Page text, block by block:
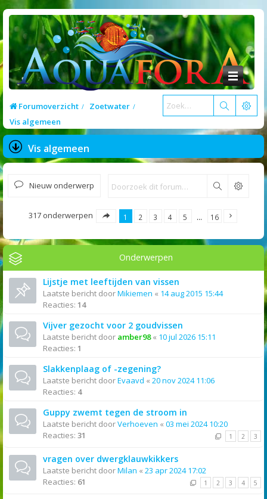
Forumoverzicht
Zoetwater
Vis algemeen
Vis algemeen
Nieuw onderwerp Zoek
317 onderwerpen 1 2 3 4 5 … 16
Onderwerpen
Lijstje met leeftijden van vissen
Laatste bericht doorMikiemen « 14 aug 2015 15:44
Reacties: 14
Vijver gezocht voor 2 goudvissen
Laatste bericht door amber98« 10 jul 2026 15:11
Reacties: 1
Slakkenplaag of -zegening?
Laatste bericht doorEvaavd « 20 nov 2024 11:06
Reacties: 4
Guppy zwemt tegen de stroom in
Laatste bericht doorVerhoeven « 03 mei 2024 10:20
Reacties: 31 1 2 3
vragen over dwergklauwkikkers
Laatste bericht doorMilan « 23 apr 2024 17:02
Reacties: 61 1 2 3 4 5